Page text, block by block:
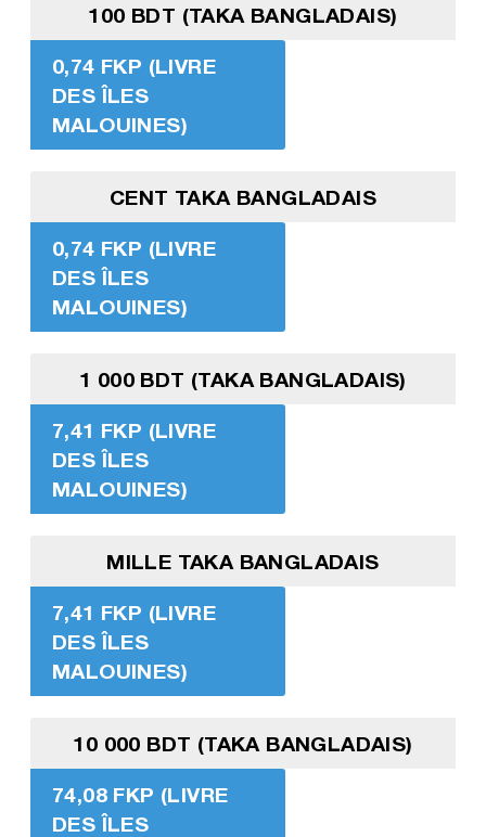
100 BDT (TAKA BANGLADAIS)
0,74 FKP (LIVRE
DES ÎLES
MALOUINES)
CENT TAKA BANGLADAIS
0,74 FKP (LIVRE
DES ÎLES
MALOUINES)
1 000 BDT (TAKA BANGLADAIS)
7,41 FKP (LIVRE
DES ÎLES
MALOUINES)
MILLE TAKA BANGLADAIS
7,41 FKP (LIVRE
DES ÎLES
MALOUINES)
10 000 BDT (TAKA BANGLADAIS)
74,08 FKP (LIVRE
DES ÎLES